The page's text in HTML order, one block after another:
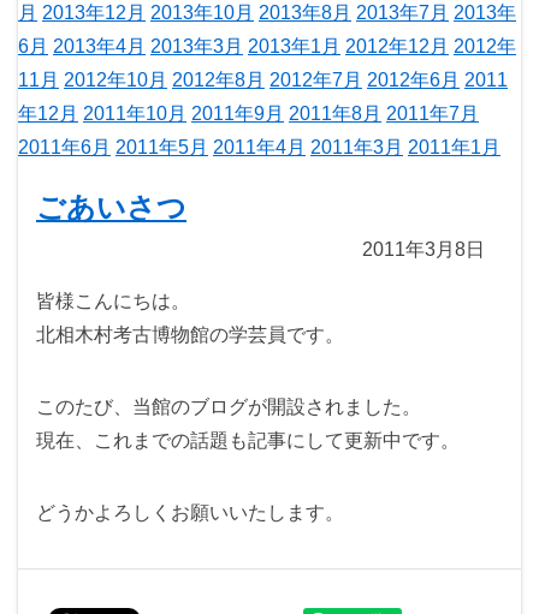
月 2013年12月 2013年10月 2013年8月 2013年7月 2013年
6月 2013年4月 2013年3月 2013年1月 2012年12月 2012年
11月 2012年10月 2012年8月 2012年7月 2012年6月 2011
年12月 2011年10月 2011年9月 2011年8月 2011年7月
2011年6月 2011年5月 2011年4月 2011年3月 2011年1月
ごあいさつ
2011年3月8日
皆様こんにちは。
北相木村考古博物館の学芸員です。
このたび、当館のブログが開設されました。
現在、これまでの話題も記事にして更新中です。
どうかよろしくお願いいたします。